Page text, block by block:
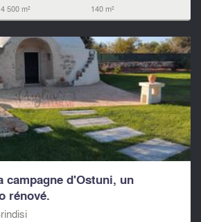
4 500 m² 140 m²
campagne d'Ostuni, un
rénové.